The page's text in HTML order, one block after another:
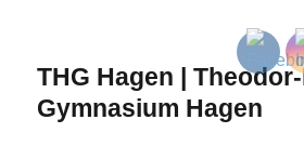
THG Hagen |
Gymnasium Hagen